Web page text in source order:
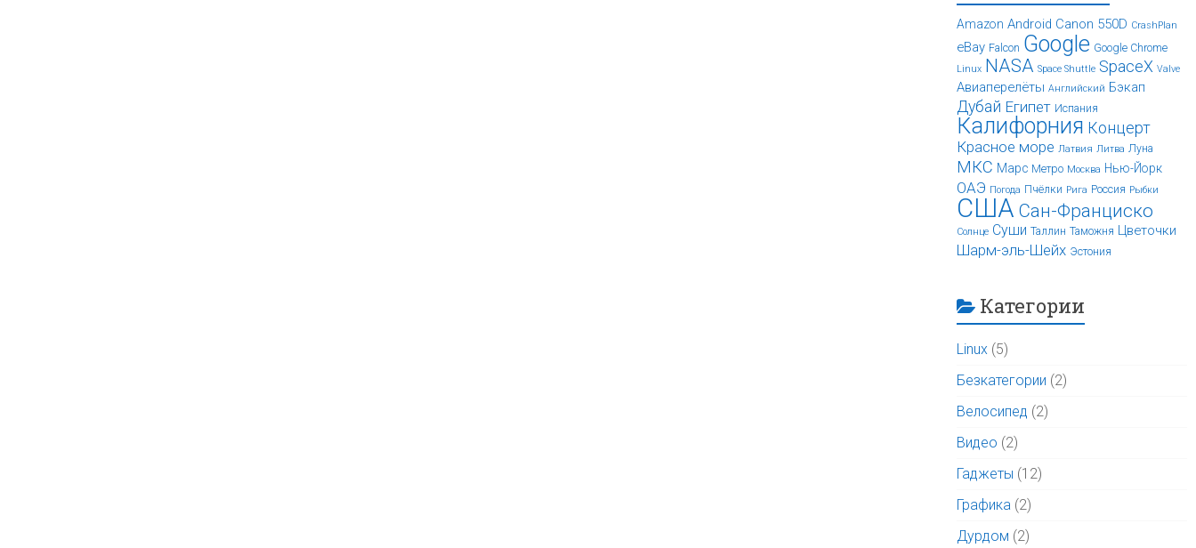
Amazon Android Canon 550D CrashPlan
eBay Falcon Google Google Chrome
Linux NASA Space Shuttle SpaceX Valve
Авиаперелёты Английский Бэкап
Дубай Египет Испания
Калифорния Концерт
Красное море Латвия Литва Луна
МКС Марс Метро Москва Нью-Йорк
ОАЭ Погода Пчёлки Рига Россия Рыбки
США Сан-Франциско
Солнце Суши Таллин Таможня Цветочки
Шарм-эль-Шейх Эстония
Категории
Linux (5)
Безкатегории (2)
Велосипед (2)
Видео (2)
Гаджеты (12)
Графика (2)
Дурдом (2)